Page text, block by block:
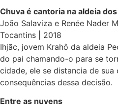
Chuva é cantoria na aldeia
João Salaviza e Renée Nader
Tocantins | 2018
Ihjãc, jovem Krahô da aldeia
do pai chamando-o para se
cidade, ele se distancia de sua
consequências dessa decisão.
Entre as nuvens